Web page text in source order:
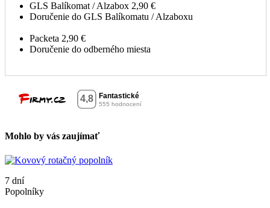
GLS Balíkomat / Alzabox 2,90 €
Doručenie do GLS Balíkomatu / Alzaboxu
Packeta 2,90 €
Doručenie do odberného miesta
Mohlo by vás zaujímať
7 dní
Popolníky